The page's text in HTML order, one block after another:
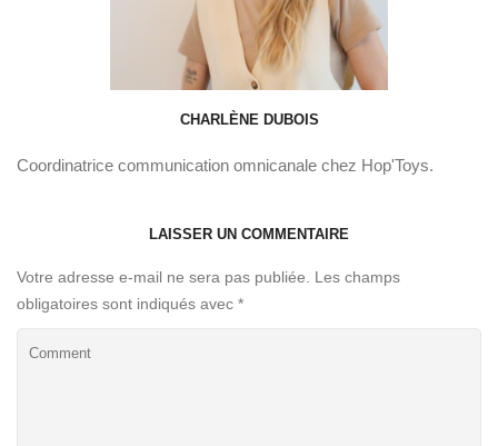
CHARLÈNE DUBOIS
Coordinatrice communication omnicanale chez Hop'Toys.
LAISSER UN COMMENTAIRE
Votre adresse e-mail ne sera pas publiée. Les champs
obligatoires sont indiqués avec *